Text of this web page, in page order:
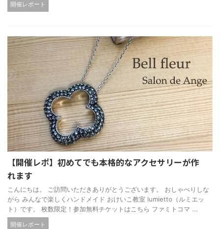
開催レポート
【開催レポ】初めてでも本格的なアクセサリーが作
れます
こんにちは。 ご訪問いただきありがとうございます。 おしゃべりしな
がら みんなで楽しくハンドメイド おけいこ教室 lumietto（ルミエッ
ト）です。 枚数限定！参加無料チケットはこちら ファミトコマ ...
開催レポート